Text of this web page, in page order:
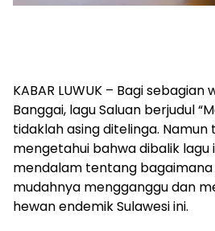
KABAR LUWUK – Bagi
Banggai, lagu Saluan berjudul
tidaklah asing ditelinga.
mengetahui bahwa dibalik
mendalam tentang
mudahnya mengganggu dan
hewan endemik Sulawesi ini.